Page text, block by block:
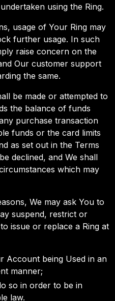
using the Ring.
usage of Your Ring may
further usage. In such
raise concern on the
Our customer support
the same.
be made or attempted to
the balance of funds
purchase transaction
funds or the card limits
as set out in the Terms
declined, and We shall
which may
We may ask You to
suspend, restrict or
issue or replace a Ring at
Account being Used in an
manner;
so in order to be in
law.